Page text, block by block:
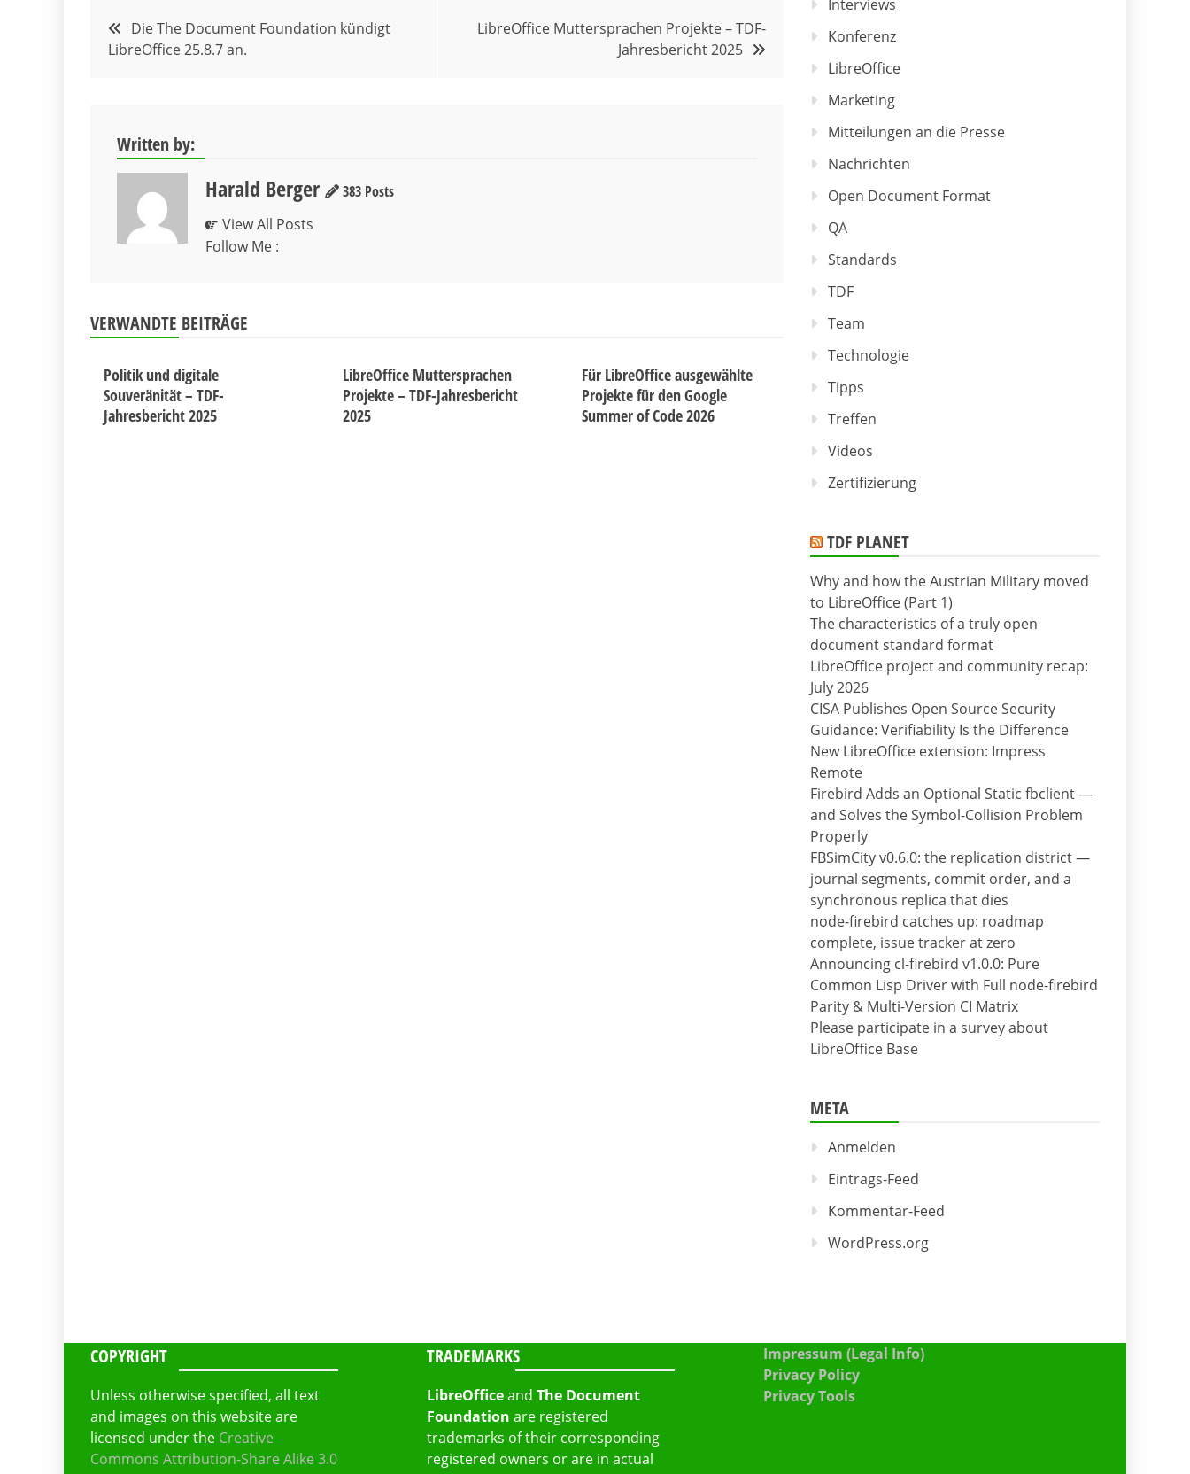
Beitragsnavigation
Die The Document Foundation kündigt
LibreOffice 25.8.7 an.
LibreOffice Muttersprachen Projekte – TDF-
Jahresbericht 2025
Written by:
Harald Berger
383 Posts
View All Posts
Follow Me :
VERWANDTE BEITRÄGE
Politik und digitale
Souveränität – TDF-
Jahresbericht 2025
LibreOffice Muttersprachen
Projekte – TDF-Jahresbericht
2025
Für LibreOffice ausgewählte
Projekte für den Google
Summer of Code 2026
Interviews
Konferenz
LibreOffice
Marketing
Mitteilungen an die Presse
Nachrichten
Open Document Format
QA
Standards
TDF
Team
Technologie
Tipps
Treffen
Videos
Zertifizierung
TDF PLANET
Why and how the Austrian Military moved
to LibreOffice (Part 1)
The characteristics of a truly open
document standard format
LibreOffice project and community recap:
July 2026
CISA Publishes Open Source Security
Guidance: Verifiability Is the Difference
New LibreOffice extension: Impress
Remote
Firebird Adds an Optional Static fbclient —
and Solves the Symbol-Collision Problem
Properly
FBSimCity v0.6.0: the replication district —
journal segments, commit order, and a
synchronous replica that dies
node-firebird catches up: roadmap
complete, issue tracker at zero
Announcing cl-firebird v1.0.0: Pure
Common Lisp Driver with Full node-firebird
Parity & Multi-Version CI Matrix
Please participate in a survey about
LibreOffice Base
META
Anmelden
Eintrags-Feed
Kommentar-Feed
WordPress.org
COPYRIGHT
Unless otherwise specified, all text
and images on this website are
licensed under the Creative
Commons Attribution-Share Alike 3.0
TRADEMARKS
LibreOfficeand The Document
Foundation are registered
trademarks of their corresponding
registered owners or are in actual
Impressum (Legal Info)
Privacy Policy
Privacy Tools